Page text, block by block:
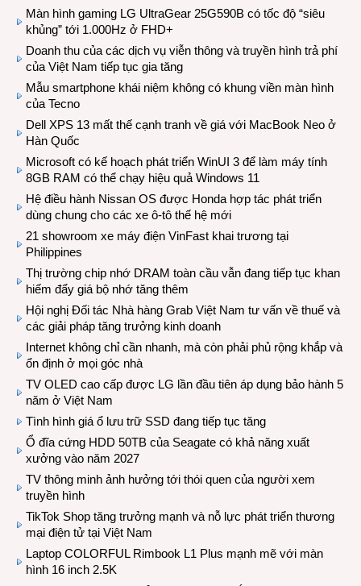
Màn hình gaming LG UltraGear 25G590B có tốc độ “siêu
khủng” tới 1.000Hz ở FHD+
Doanh thu của các dịch vụ viễn thông và truyền hình trả phí
của Việt Nam tiếp tục gia tăng
Mẫu smartphone khái niệm không có khung viền màn hình
của Tecno
Dell XPS 13 mất thế cạnh tranh về giá với MacBook Neo ở
Hàn Quốc
Microsoft có kế hoạch phát triển WinUI 3 để làm máy tính
8GB RAM có thể chạy hiệu quả Windows 11
Hệ điều hành Nissan OS được Honda hợp tác phát triển
dùng chung cho các xe ô-tô thế hệ mới
21 showroom xe máy điện VinFast khai trương tại
Philippines
Thị trường chip nhớ DRAM toàn cầu vẫn đang tiếp tục khan
hiếm đẩy giá bộ nhớ tăng thêm
Hội nghị Đối tác Nhà hàng Grab Việt Nam tư vấn về thuế và
các giải pháp tăng trưởng kinh doanh
Internet không chỉ cần nhanh, mà còn phải phủ rộng khắp và
ổn định ở mọi góc nhà
TV OLED cao cấp được LG lần đầu tiên áp dụng bảo hành 5
năm ở Việt Nam
Tình hình giá ổ lưu trữ SSD đang tiếp tục tăng
Ổ đĩa cứng HDD 50TB của Seagate có khả năng xuất
xưởng vào năm 2027
TV thông minh ảnh hưởng tới thói quen của người xem
truyền hình
TikTok Shop tăng trưởng mạnh và nỗ lực phát triển thương
mại điện tử tại Việt Nam
Laptop COLORFUL Rimbook L1 Plus mạnh mẽ với màn
hình 16 inch 2.5K